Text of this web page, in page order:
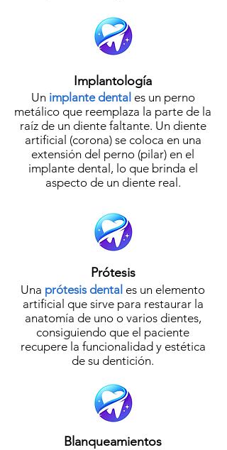
Implantología
Un implante dental es un perno
metálico que reemplaza la parte de la
raíz de un diente faltante. Un diente
artificial (corona) se coloca en una
extensión del perno (pilar) en el
implante dental, lo que brinda el
aspecto de un diente real.
Prótesis
Una prótesis dental es un elemento
artificial que sirve para restaurar la
anatomía de uno o varios dientes,
consiguiendo que el paciente
recupere la funcionalidad y estética
de su dentición.
Blanqueamientos